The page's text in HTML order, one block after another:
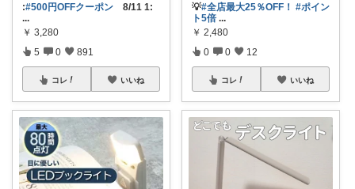
:#500円OFFクーポン 8/11 1:
...
￥ 3,280
5 0 891
コレ いいね
💡#全店最大25％OFF！ #ポイン
ト5倍 ...
￥ 2,480
0 0 12
コレ いいね